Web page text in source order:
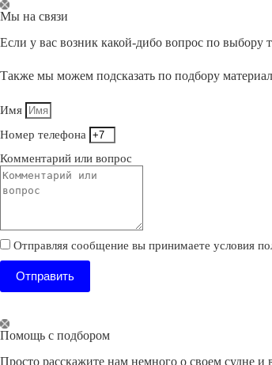
Перейти
к
Мы на связи
Если у вас возник какой-дибо вопрос по
Также мы можем подсказать по подбору
Имя
Номер телефона
Комментарий или вопрос
Отправляя сообщение вы принимаете условия
Отправить
Помощь с подбором
Просто расскажите нам немного о своем судне и